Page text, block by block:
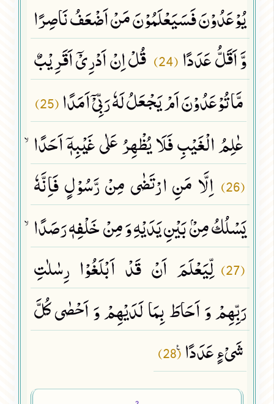
یُوْعَدُوْنَ فَسَیَعْلَمُوْنَ مَنْ اَضْعَفُ نَاصِرًا
وَّ اَقَلُّ عَدَدًا(24)
قُلْ اِنْ اَدْرِیْۤ اَقَرِیْبٌ
مَّا تُوْعَدُوْنَ اَمْ یَجْعَلُ لَهٗ رَبِّیْۤ اَمَدًا(25)
عٰلِمُ الْغَیْبِ فَلَا یُظْهِرُ عَلٰى غَیْبِهٖۤ اَحَدًاۙ
(26)
اِلَّا مَنِ ارْتَضٰى مِنْ رَّسُوْلٍ فَاِنَّهٗ
یَسْلُكُ مِنْۢ بَیْنِ یَدَیْهِ وَ مِنْ خَلْفِهٖ رَصَدًاۙ
(27)
لِّیَعْلَمَ اَنْ قَدْ اَبْلَغُوْا رِسٰلٰتِ
رَبِّهِمْ وَ اَحَاطَ بِمَا لَدَیْهِمْ وَ اَحْصٰى كُلَّ
شَیْءٍ عَدَدًا۠(28)